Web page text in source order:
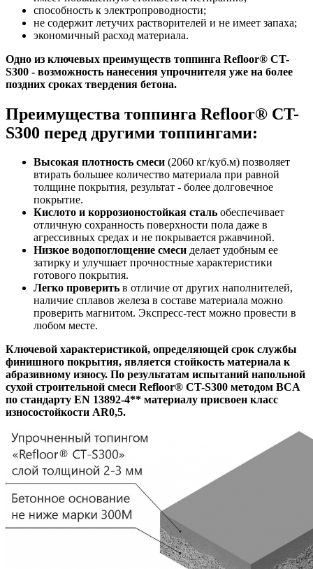
способность к электропроводности;
не содержит летучих растворителей и не имеет запаха;
экономичный расход материала.
Одно из ключевых преимуществ топпинга Refloor® CT-
S300 - возможность нанесения упрочнителя уже на более
поздних сроках твердения бетона.
Преимущества топпинга Refloor® CT-
S300 перед другими топпингами:
Высокая плотность смеси (2060 кг/куб.м) позволяет
втирать большее количество материала при равной
толщине покрытия, результат - более долговечное
покрытие.
Кислото и коррозионостойкая сталь обеспечивает
отличную сохранность поверхности пола даже в
агрессивных средах и не покрывается ржавчиной.
Низкое водопоглощение смеси делает удобным ее
затирку и улучшает прочностные характеристики
готового покрытия.
Легко проверить в отличие от других наполнителей,
наличие сплавов железа в составе материала можно
проверить магнитом. Экспресс-тест можно провести в
любом месте.
Ключевой характеристикой, определяющей срок службы
финишного покрытия, является стойкость материала к
абразивному износу. По результатам испытаний напольной
сухой строительной смеси Refloor® CT-S300 методом BCA
по стандарту EN 13892-4** материалу присвоен класс
износостойкости AR0,5.